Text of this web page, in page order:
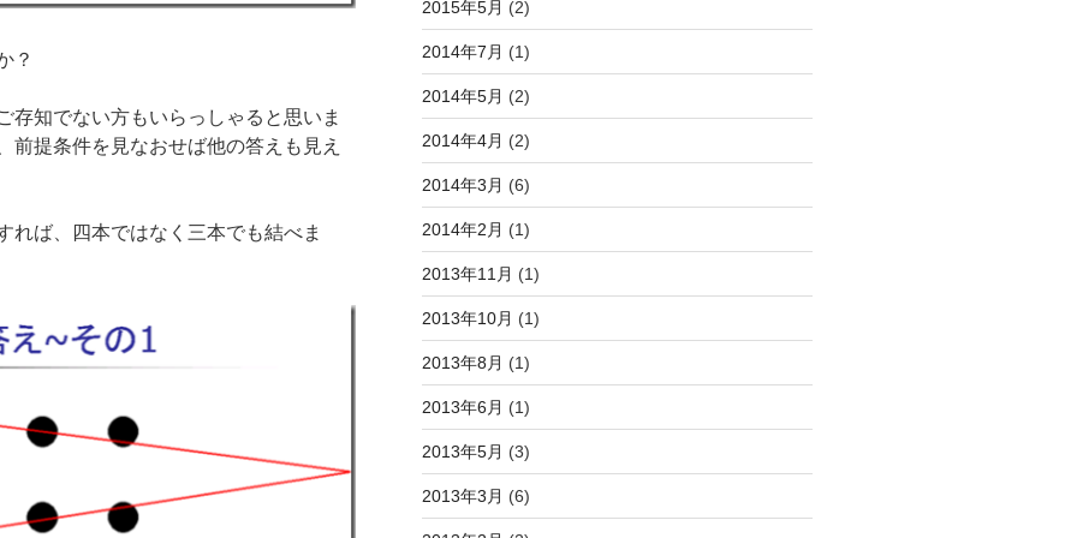
？
存知でない方もいらっしゃると思いま
前提条件を見なおせば他の答えも見え
れば、四本ではなく三本でも結べま
2015年5月 (2)
2014年7月 (1)
2014年5月 (2)
2014年4月 (2)
2014年3月 (6)
2014年2月 (1)
2013年11月 (1)
2013年10月 (1)
2013年8月 (1)
2013年6月 (1)
2013年5月 (3)
2013年3月 (6)